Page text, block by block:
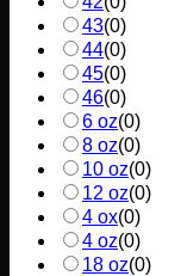
43(0)
44(0)
45(0)
46(0)
6 oz(0)
8 oz(0)
10 oz(0)
12 oz(0)
4 ox(0)
4 oz(0)
18 oz(0)